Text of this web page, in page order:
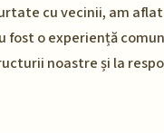
cu vecinii, am
fost o experiență
noastre și la